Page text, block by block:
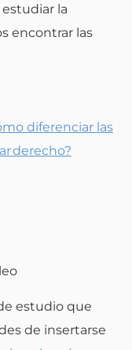
estudiar la
encontrar las
diferenciar las
derecho?
estudio que
de insertarse